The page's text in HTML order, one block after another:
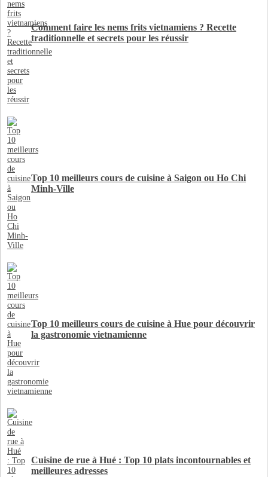
Comment faire les nems frits vietnamiens ? Recette
traditionnelle et secrets pour les réussir
Top 10 meilleurs cours de cuisine à Saigon ou Ho Chi
Minh-Ville
Top 10 meilleurs cours de cuisine à Hue pour découvrir
la gastronomie vietnamienne
Cuisine de rue à Hué : Top 10 plats incontournables et
meilleures adresses